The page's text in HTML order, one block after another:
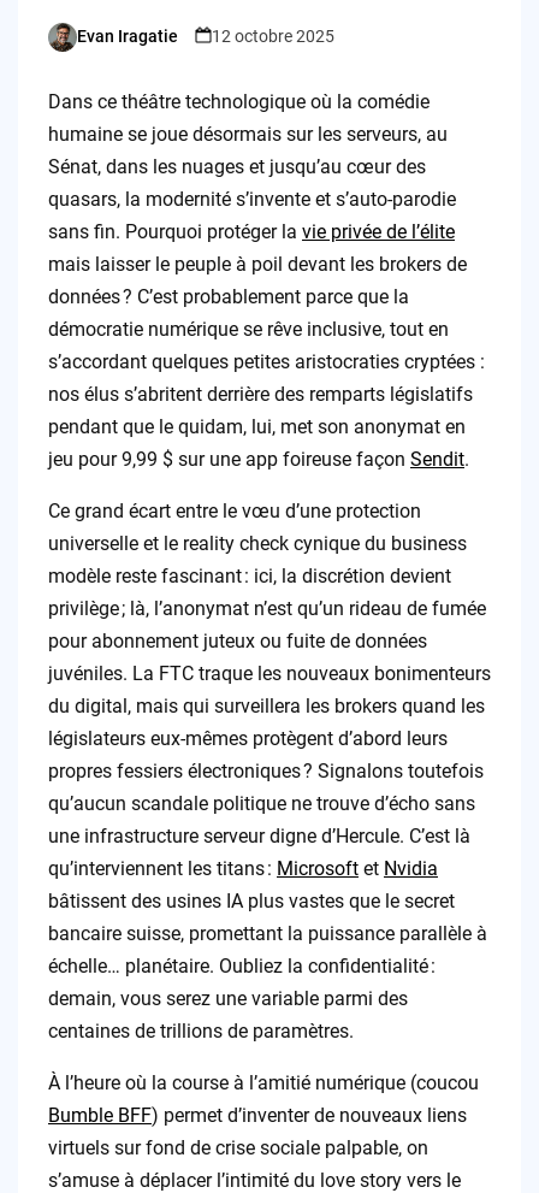
Posted
Evan Iragatie 12 octobre 2025
Dans ce théâtre technologique où la comédie
humaine se joue désormais sur les serveurs, au
Sénat, dans les nuages et jusqu’au cœur des
quasars, la modernité s’invente et s’auto-parodie
sans fin. Pourquoi protéger la vie privée de l’élite
mais laisser le peuple à poil devant les brokers de
données ? C’est probablement parce que la
démocratie numérique se rêve inclusive, tout en
s’accordant quelques petites aristocraties cryptées :
nos élus s’abritent derrière des remparts législatifs
pendant que le quidam, lui, met son anonymat en
jeu pour 9,99 $ sur une app foireuse façon Sendit.
Ce grand écart entre le vœu d’une protection
universelle et le reality check cynique du business
modèle reste fascinant : ici, la discrétion devient
privilège ; là, l’anonymat n’est qu’un rideau de fumée
pour abonnement juteux ou fuite de données
juvéniles. La FTC traque les nouveaux bonimenteurs
du digital, mais qui surveillera les brokers quand les
législateurs eux-mêmes protègent d’abord leurs
propres fessiers électroniques ? Signalons toutefois
qu’aucun scandale politique ne trouve d’écho sans
une infrastructure serveur digne d’Hercule. C’est là
qu’interviennent les titans : Microsoftet Nvidia
bâtissent des usines IA plus vastes que le secret
bancaire suisse, promettant la puissance parallèle à
échelle… planétaire. Oubliez la confidentialité :
demain, vous serez une variable parmi des
centaines de trillions de paramètres.
À l’heure où la course à l’amitié numérique (coucou
Bumble BFF) permet d’inventer de nouveaux liens
virtuels sur fond de crise sociale palpable, on
s’amuse à déplacer l’intimité du love story vers le